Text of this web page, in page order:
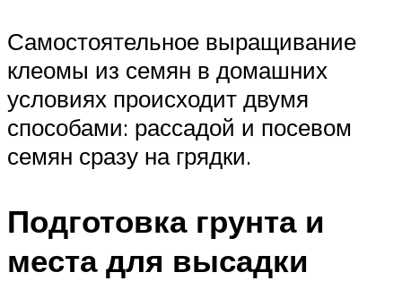
Самостоятельное выращивание
клеомы из семян в домашних
условиях происходит двумя
способами: рассадой и посевом
семян сразу на грядки.
Подготовка грунта и
места для высадки